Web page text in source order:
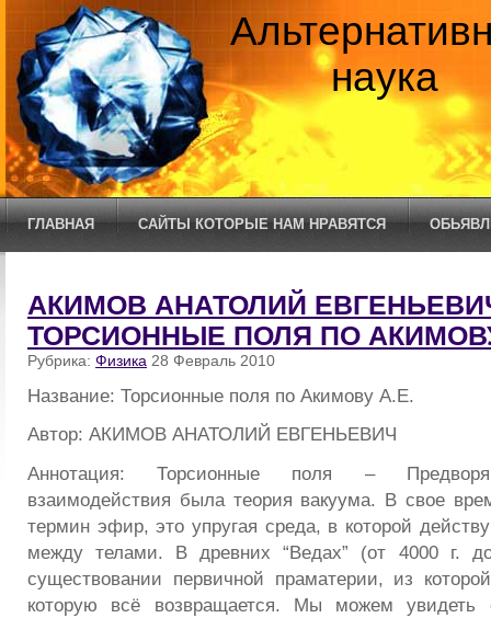
наука
ГЛАВНАЯ САЙТЫ КОТОРЫЕ НАМ НРАВЯТСЯ
АКИМОВ АНАТОЛИЙ
ТОРСИОННЫЕ ПОЛЯ ПО
Рубрика: Физика 28 Февраль 2010
Название: Торсионные поля по Акимову А.Е.
Автор: АКИМОВ АНАТОЛИЙ ЕВГЕНЬЕВИЧ
Аннотация: Торсионные поля –
взаимодействия была теория вакуума. В свое
термин эфир, это упругая среда, в которой
между телами. В древних “Ведах” (от 4000 г.
существовании первичной праматерии, из
которую всё возвращается. Мы можем увидеть